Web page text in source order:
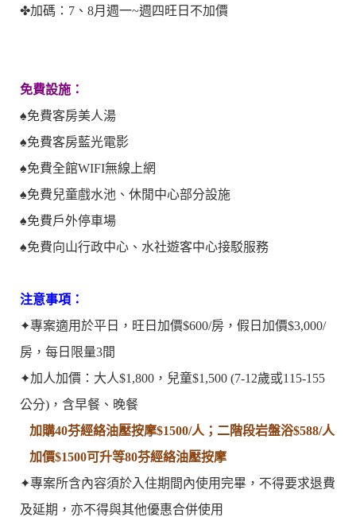
✤加碼：7、8月週一~週四旺日不加價
免費設施：
♠免費客房美人湯
♠免費客房藍光電影
♠免費全館WIFI無線上網
♠免費兒童戲水池、休閒中心部分設施
♠免費戶外停車場
♠免費向山行政中心、水社遊客中心接駁服務
注意事項：
✦專案適用於平日，旺日加價$600/房，假日加價$3,000/
房，每日限量3間
✦加人加價：大人$1,800，兒童$1,500 (7-12歲或115-155
公分)，含早餐、晚餐
加購40芬經絡油壓按摩$1500/人；二階段岩盤浴$588/人
加價$1500可升等80芬經絡油壓按摩
✦專案所含內容須於入住期間內使用完畢，不得要求退費
及延期，亦不得與其他優惠合併使用